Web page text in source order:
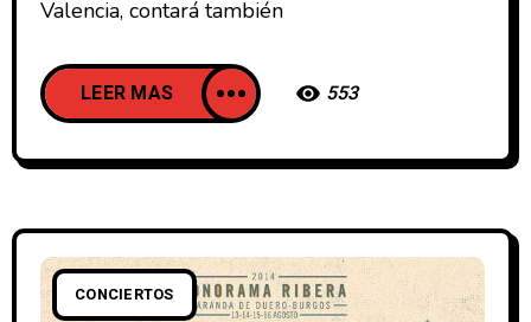
Valencia, contará también
LEER MAS 553
CONCIERTOS